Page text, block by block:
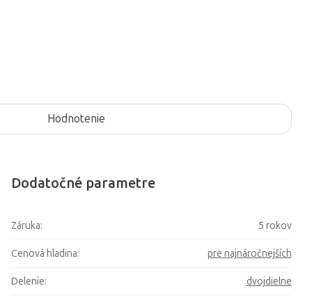
Hodnotenie
Dodatočné parametre
Záruka: 5 rokov
Cenová hladina: pre najnáročnejších
Delenie: dvojdielne